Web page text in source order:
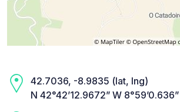
42.7036, -8.9835 (lat, lng)
N 42°42’12.9672” W 8°59’0.636”